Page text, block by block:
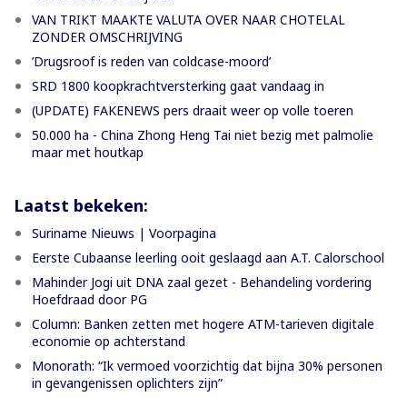
VAN TRIKT MAAKTE VALUTA OVER NAAR CHOTELAL
ZONDER OMSCHRIJVING
’Drugsroof is reden van coldcase-moord’
SRD 1800 koopkrachtversterking gaat vandaag in
(UPDATE) FAKENEWS pers draait weer op volle toeren
50.000 ha - China Zhong Heng Tai niet bezig met palmolie
maar met houtkap
Laatst bekeken:
Suriname Nieuws | Voorpagina
Eerste Cubaanse leerling ooit geslaagd aan A.T. Calorschool
Mahinder Jogi uit DNA zaal gezet - Behandeling vordering
Hoefdraad door PG
Column: Banken zetten met hogere ATM-tarieven digitale
economie op achterstand
Monorath: “Ik vermoed voorzichtig dat bijna 30% personen
in gevangenissen oplichters zijn”